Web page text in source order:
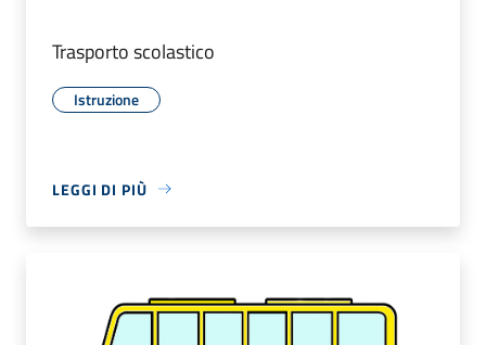
Trasporto scolastico
Istruzione
LEGGI DI PIÙ